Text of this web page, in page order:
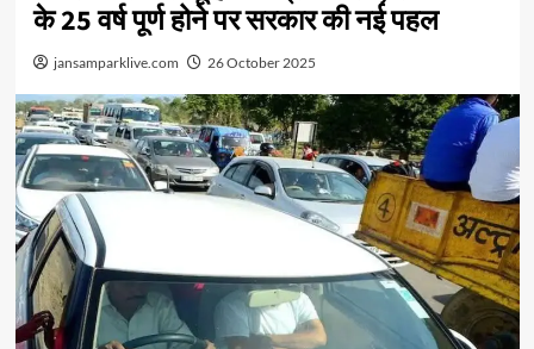
के 25 वर्ष पूर्ण होने पर सरकार की नई पहल
jansamparklive.com 26 October 2025